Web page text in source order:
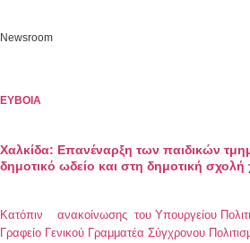
Newsroom
ΕΥΒΟΙΑ
Χαλκίδα: Επανέναρξη των παιδικών
δημοτικό ωδείο και στη δημοτική σχολή
Κατόπιν ανακοίνωσης του Υπουργείου
Γραφείο Γενικού Γραμματέα Σύγχρονου